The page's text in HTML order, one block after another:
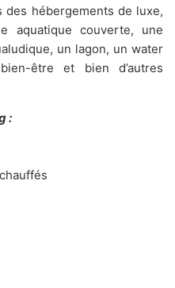
des hébergements de luxe,
aquatique couverte, une
un lagon, un water
être et bien d’autres
: